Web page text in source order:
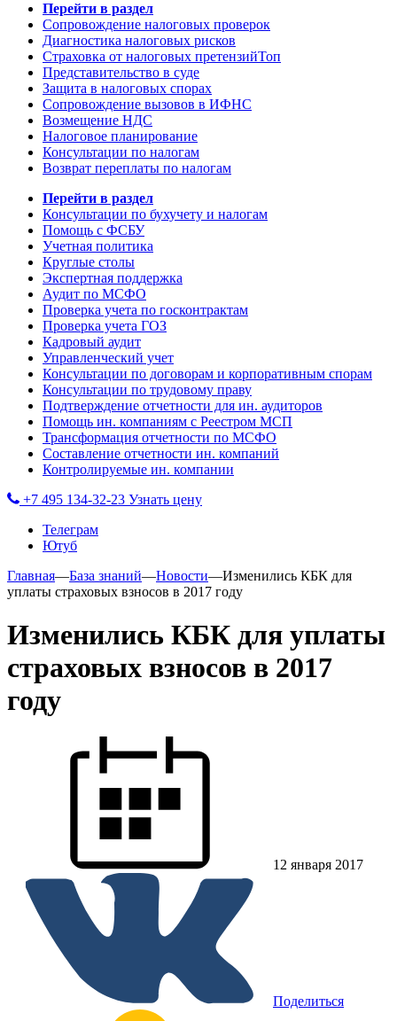
Перейти в раздел
Сопровождение налоговых проверок
Диагностика налоговых рисков
Страховка от налоговых претензийТоп
Представительство в суде
Защита в налоговых спорах
Сопровождение вызовов в ИФНС
Возмещение НДС
Налоговое планирование
Консультации по налогам
Возврат переплаты по налогам
Перейти в раздел
Консультации по бухучету и налогам
Помощь с ФСБУ
Учетная политика
Круглые столы
Экспертная поддержка
Аудит по МСФО
Проверка учета по госконтрактам
Проверка учета ГОЗ
Кадровый аудит
Управленческий учет
Консультации по договорам и корпоративным спорам
Консультации по трудовому праву
Подтверждение отчетности для ин. аудиторов
Помощь ин. компаниям с Реестром МСП
Трансформация отчетности по МСФО
Составление отчетности ин. компаний
Контролируемые ин. компании
+7 495 134-32-23 Узнать цену
Телеграм
Ютуб
Главная—База знаний—Новости—Изменились КБК для
уплаты страховых взносов в 2017 году
Изменились КБК для уплаты
страховых взносов в 2017
году
12 января 2017
Поделиться